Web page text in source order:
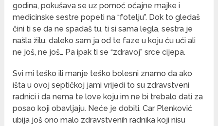
godina, pokušava se uz pomoć očajne majke i
medicinske sestre popeti na “fotelju”. Dok to gledaš
čini ti se da ne spadaš tu, ti si sama legla, sestra je
našla žilu, daleko sam ja od te faze u koju ću ući ali
ne još, ne još… Pa ipak ti se “zdravoj” srce cijepa.
Svi mi teško ili manje teško bolesni znamo da ako
išta u ovoj septičkoj jami vrijedi to su zdravstveni
radnici i da nema te love koju im ne bi trebalo dati za
posao koji obavljaju. Neće je dobiti. Car Plenković
ubija još ono malo zdravstvenih radnika koji nisu